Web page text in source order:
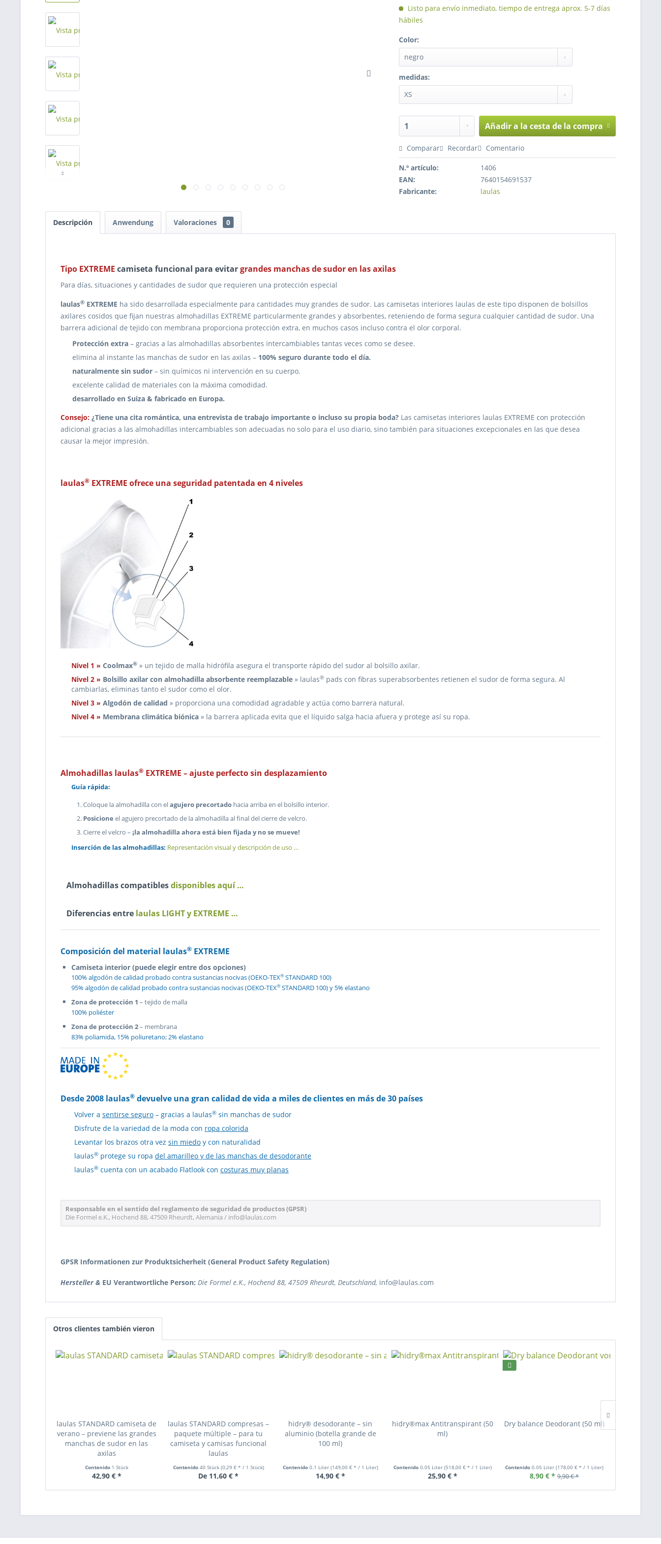
Listo para envío inmediato, tiempo de entrega aprox. 5-7 días
hábiles
Color:
medidas:
Añadir a la cesta de la compra
Comparar Recordar Comentario
N.º artículo:
1406
EAN:
7640154691537
Fabricante:
laulas
Descripción Anwendung Valoraciones 0
Tipo EXTREME camiseta funcional para evitargrandes manchas de sudor en las axilas
Para días, situaciones y cantidades de sudor que requieren una protección especial
laulas® EXTREME ha sido desarrollada especialmente para cantidades muy grandes de sudor. Las camisetas interiores laulas de este tipo disponen de bolsillos
axilares cosidos que fijan nuestras almohadillas EXTREME particularmente grandes y absorbentes, reteniendo de forma segura cualquier cantidad de sudor. Una
barrera adicional de tejido con membrana proporciona protección extra, en muchos casos incluso contra el olor corporal.
Protección extra – gracias a las almohadillas absorbentes intercambiables tantas veces como se desee.
elimina al instante las manchas de sudor en las axilas – 100% seguro durante todo el día.
naturalmente sin sudor – sin químicos ni intervención en su cuerpo.
excelente calidad de materiales con la máxima comodidad.
desarrollado en Suiza & fabricado en Europa.
Consejo: ¿Tiene una cita romántica, una entrevista de trabajo importante o incluso su propia boda? Las camisetas interiores laulas EXTREME con protección
adicional gracias a las almohadillas intercambiables son adecuadas no solo para el uso diario, sino también para situaciones excepcionales en las que desea
causar la mejor impresión.
laulas® EXTREME ofrece una seguridad patentada en 4 niveles
Nivel 1 » Coolmax® » un tejido de malla hidrófila asegura el transporte rápido del sudor al bolsillo axilar.
Nivel 2 » Bolsillo axilar con almohadilla absorbente reemplazable » laulas® pads con fibras superabsorbentes retienen el sudor de forma segura. Al
cambiarlas, eliminas tanto el sudor como el olor.
Nivel 3 » Algodón de calidad » proporciona una comodidad agradable y actúa como barrera natural.
Nivel 4 » Membrana climática biónica » la barrera aplicada evita que el líquido salga hacia afuera y protege así su ropa.
Almohadillas laulas® EXTREME – ajuste perfecto sin desplazamiento
Guía rápida:
Coloque la almohadilla con elagujero precortado hacia arriba en el bolsillo interior.
Posicione el agujero precortado de la almohadilla al final del cierre de velcro.
Cierre el velcro – ¡la almohadilla ahora está bien fijada y no se mueve!
Inserción de las almohadillas: Representación visual y descripción de uso …
Almohadillas compatiblesdisponibles aquí …
Diferencias entre laulas LIGHT y EXTREME …
Composición del material laulas® EXTREME
Camiseta interior (puede elegir entre dos opciones)
100% algodón de calidad probado contra sustancias nocivas (OEKO-TEX® STANDARD 100)
95% algodón de calidad probado contra sustancias nocivas (OEKO-TEX® STANDARD 100) y 5% elastano
Zona de protección 1 – tejido de malla
100% poliéster
Zona de protección 2– membrana
83% poliamida, 15% poliuretano; 2% elastano
Desde 2008 laulas® devuelve una gran calidad de vida a miles de clientes en más de 30 países
Volver a sentirse seguro – gracias a laulas® sin manchas de sudor
Disfrute de la variedad de la moda con ropa colorida
Levantar los brazos otra vez sin miedo y con naturalidad
laulas® protege su ropa del amarilleo y de las manchas de desodorante
laulas® cuenta con un acabado Flatlook con costuras muy planas
Responsable en el sentido del reglamento de seguridad de productos (GPSR)
Die Formel e.K., Hochend 88, 47509 Rheurdt, Alemania / info@laulas.com
GPSR Informationen zur Produktsicherheit (General Product Safety Regulation)
Hersteller & EU Verantwortliche Person: Die Formel e.K., Hochend 88, 47509 Rheurdt, Deutschland, info@laulas.com
Otros clientes también vieron
laulas STANDARD camiseta de
verano – previene las grandes
manchas de sudor en las
axilas
Contenido 1 Stück
42,90 € *
laulas STANDARD compresas –
paquete múltiple – para tu
camiseta y camisas funcional
laulas
Contenido 40 Stück (0,29 € * / 1 Stück)
De 11,60 € *
hidry® desodorante – sin
aluminio (botella grande de
100 ml)
Contenido 0.1 Liter (149,00 € * / 1 Liter)
14,90 € *
hidry®max Antitranspirant (50
ml)
Contenido 0.05 Liter (518,00 € * / 1 Liter)
25,90 € *
Dry balance Deodorant (50 ml)
Contenido0.05 Liter(178,00 € * / 1 Liter)
8,90 € * 9,90 € *